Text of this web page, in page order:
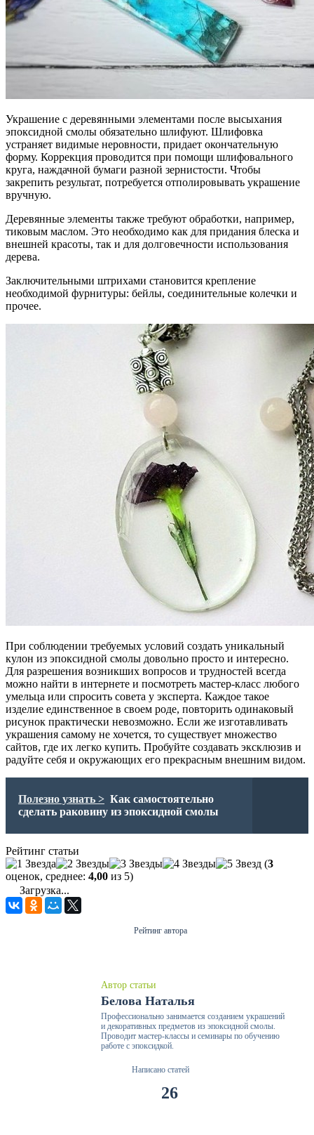
Украшение с деревянными элементами после высыхания
эпоксидной смолы обязательно шлифуют. Шлифовка
устраняет видимые неровности, придает окончательную
форму. Коррекция проводится при помощи шлифовального
круга, наждачной бумаги разной зернистости. Чтобы
закрепить результат, потребуется отполировывать украшение
вручную.
Деревянные элементы также требуют обработки, например,
тиковым маслом. Это необходимо как для придания блеска и
внешней красоты, так и для долговечности использования
дерева.
Заключительными штрихами становится крепление
необходимой фурнитуры: бейлы, соединительные колечки и
прочее.
При соблюдении требуемых условий создать уникальный
кулон из эпоксидной смолы довольно просто и интересно.
Для разрешения возникших вопросов и трудностей всегда
можно найти в интернете и посмотреть мастер-класс любого
умельца или спросить совета у эксперта. Каждое такое
изделие единственное в своем роде, повторить одинаковый
рисунок практически невозможно. Если же изготавливать
украшения самому не хочется, то существует множество
сайтов, где их легко купить. Пробуйте создавать эксклюзив и
радуйте себя и окружающих его прекрасным внешним видом.
Полезно узнать > Как самостоятельно
сделать раковину из эпоксидной смолы
Рейтинг статьи
(3
оценок, среднее: 4,00 из 5)
Загрузка...
Рейтинг автора
Автор статьи
Белова Наталья
Профессионально занимается созданием украшений
и декоративных предметов из эпоксидной смолы.
Проводит мастер-классы и семинары по обучению
работе с эпоксидкой.
Написано статей
26